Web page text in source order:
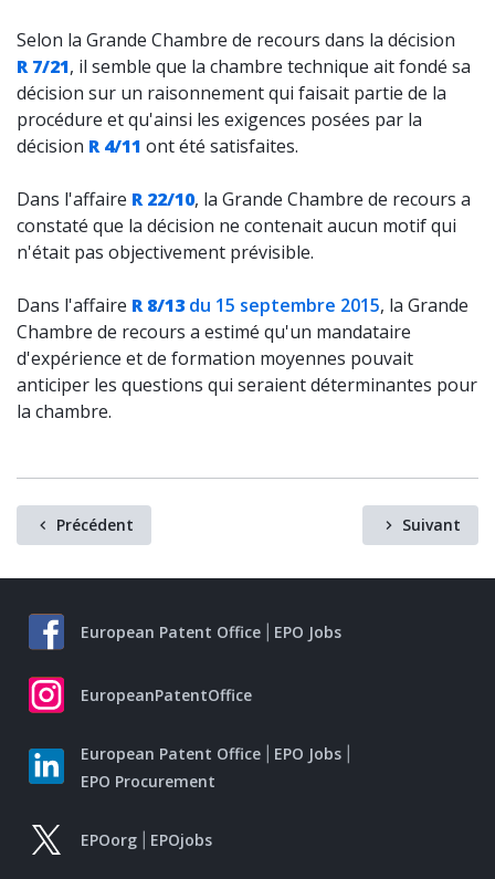
Selon la Grande Chambre de recours dans la décision
R 7/21, il semble que la chambre technique ait fondé sa
décision sur un raisonnement qui faisait partie de la
procédure et qu'ainsi les exigences posées par la
décision R 4/11 ont été satisfaites.
Dans l'affaire R 22/10, la Grande Chambre de recours a
constaté que la décision ne contenait aucun motif qui
n'était pas objectivement prévisible.
Dans l'affaire R 8/13 du 15 septembre 2015, la Grande
Chambre de recours a estimé qu'un mandataire
d'expérience et de formation moyennes pouvait
anticiper les questions qui seraient déterminantes pour
la chambre.
Précédent Suivant
European Patent Office EPO Jobs
EuropeanPatentOffice
European Patent Office
EPO Jobs
EPO Procurement
EPOorg EPOjobs